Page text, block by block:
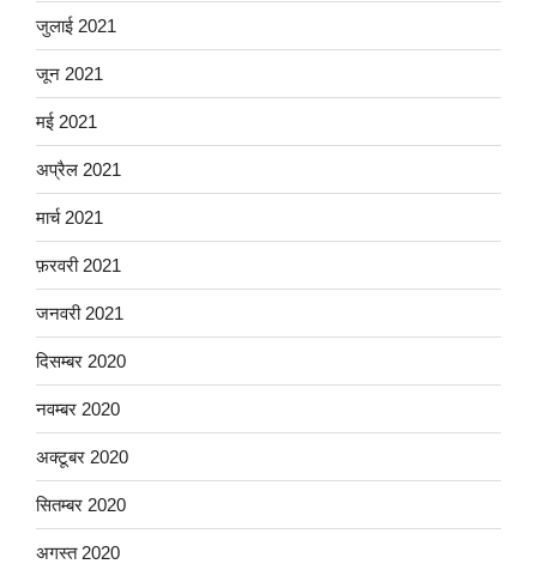
जुलाई 2021
जून 2021
मई 2021
अप्रैल 2021
मार्च 2021
फ़रवरी 2021
जनवरी 2021
दिसम्बर 2020
नवम्बर 2020
अक्टूबर 2020
सितम्बर 2020
अगस्त 2020